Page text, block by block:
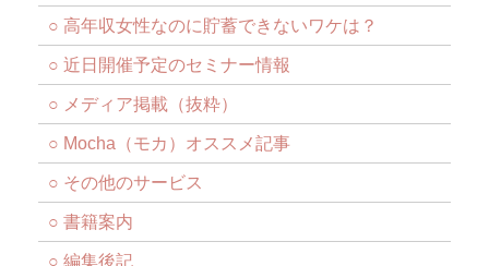
お金と向き合うと人